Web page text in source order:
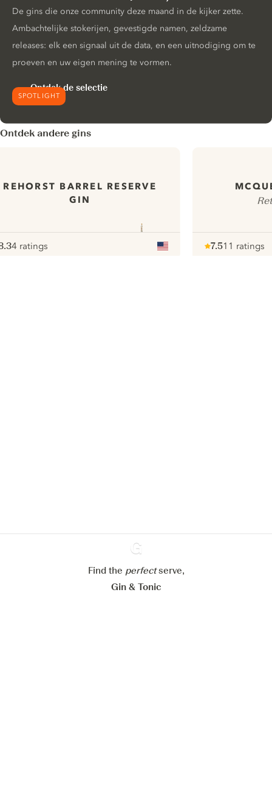
SPOTLIGHT
De gins die onze community deze maand in de kijker zette.
Ambachtelijke stokerijen, gevestigde namen, zeldzame
releases: elk een signaal uit de data, en een uitnodiging om te
proeven en uw eigen mening te vormen.
Ontdek de selectie
Ontdek andere gins
REHORST BARREL RESERVE
GIN
4 ratings
7.511 ratings
Ginventory
Find the perfectserve,
Gin & Tonic
Alles weigeren Alles aanvaarden